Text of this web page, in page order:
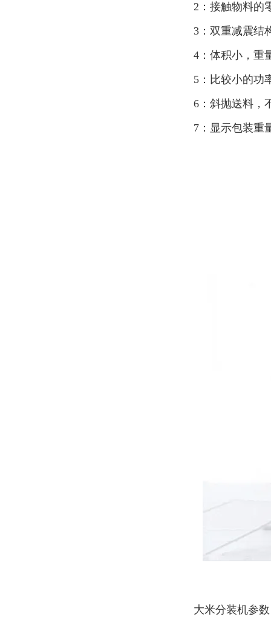
2：接触物料的
3：双重减震结
4：体积小，重
5：比较小的功
6：斜抛送料，
7：显示包装重
大米分装机参